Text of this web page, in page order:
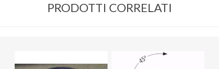
PRODOTTI CORRELATI